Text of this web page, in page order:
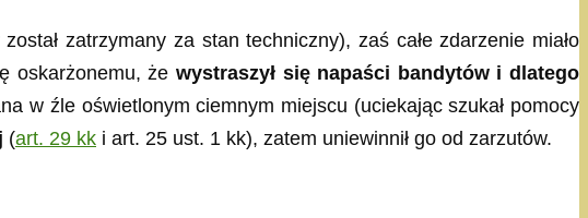
zatrzymany za stan techniczny), zaś całe zdarzenie miało
oskarżonemu, że wystraszył się napaści bandytów i dlatego
w źle oświetlonym ciemnym miejscu (uciekając szukał pomocy
(art. 29 kk i art. 25 ust. 1 kk), zatem uniewinnił go od zarzutów.